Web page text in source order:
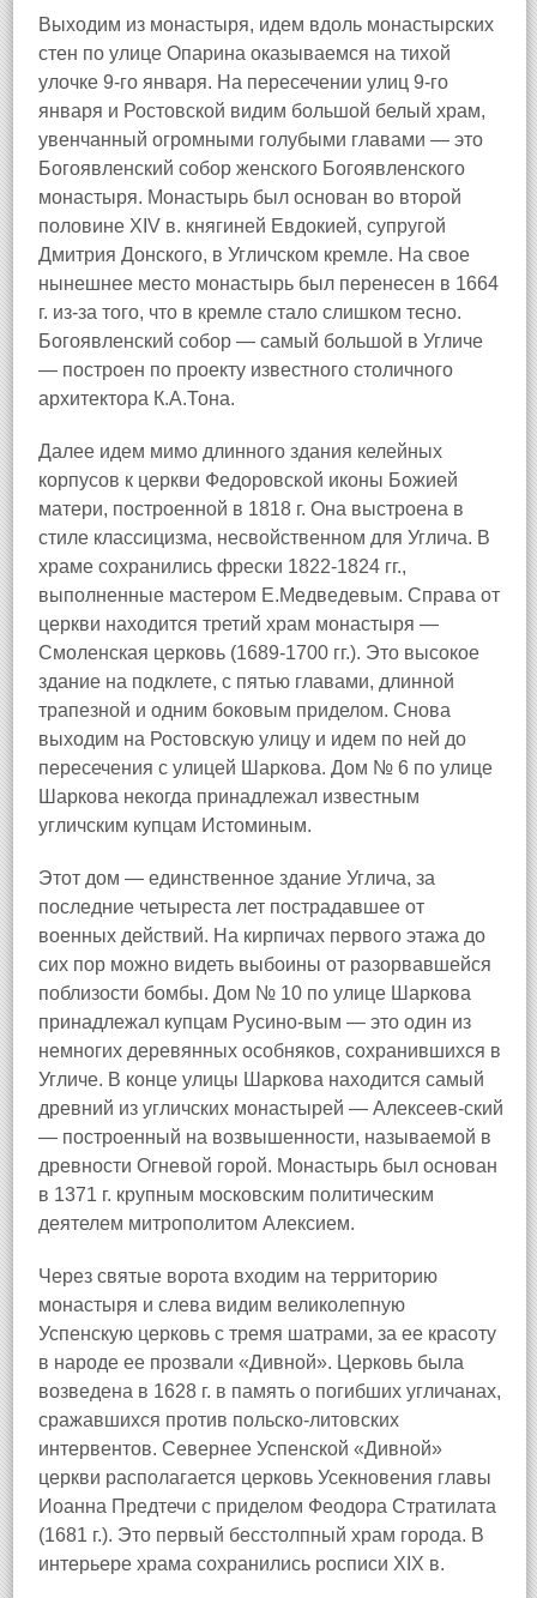
Выходим из монастыря, идем вдоль монастырских
стен по улице Опарина оказываемся на тихой
улочке 9-го января. На пересечении улиц 9-го
января и Ростовской видим большой белый храм,
увенчанный огромными голубыми главами — это
Богоявленский собор женского Богоявленского
монастыря. Монастырь был основан во второй
половине XIV в. княгиней Евдокией, супругой
Дмитрия Донского, в Угличском кремле. На свое
нынешнее место монастырь был перенесен в 1664
г. из-за того, что в кремле стало слишком тесно.
Богоявленский собор — самый большой в Угличе
— построен по проекту известного столичного
архитектора К.А.Тона.
Далее идем мимо длинного здания келейных
корпусов к церкви Федоровской иконы Божией
матери, построенной в 1818 г. Она выстроена в
стиле классицизма, несвойственном для Углича. В
храме сохранились фрески 1822-1824 гг.,
выполненные мастером Е.Медведевым. Справа от
церкви находится третий храм монастыря —
Смоленская церковь (1689-1700 гг.). Это высокое
здание на подклете, с пятью главами, длинной
трапезной и одним боковым приделом. Снова
выходим на Ростовскую улицу и идем по ней до
пересечения с улицей Шаркова. Дом № 6 по улице
Шаркова некогда принадлежал известным
угличским купцам Истоминым.
Этот дом — единственное здание Углича, за
последние четыреста лет пострадавшее от
военных действий. На кирпичах первого этажа до
сих пор можно видеть выбоины от разорвавшейся
поблизости бомбы. Дом № 10 по улице Шаркова
принадлежал купцам Русино-вым — это один из
немногих деревянных особняков, сохранившихся в
Угличе. В конце улицы Шаркова находится самый
древний из угличских монастырей — Алексеев-ский
— построенный на возвышенности, называемой в
древности Огневой горой. Монастырь был основан
в 1371 г. крупным московским политическим
деятелем митрополитом Алексием.
Через святые ворота входим на территорию
монастыря и слева видим великолепную
Успенскую церковь с тремя шатрами, за ее красоту
в народе ее прозвали «Дивной». Церковь была
возведена в 1628 г. в память о погибших угличанах,
сражавшихся против польско-литовских
интервентов. Севернее Успенской «Дивной»
церкви располагается церковь Усекновения главы
Иоанна Предтечи с приделом Феодора Стратилата
(1681 г.). Это первый бесстолпный храм города. В
интерьере храма сохранились росписи XIX в.